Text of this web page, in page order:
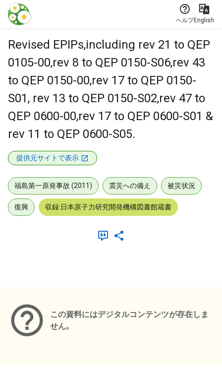
本文に飛ぶ
ヘルプEnglish
Revised EPIPs,including rev 21 to QEP
0105-00,rev 8 to QEP 0150-S06,rev 43
to QEP 0150-00,rev 17 to QEP 0150-
S01, rev 13 to QEP 0150-S02,rev 47 to
QEP 0600-00,rev 17 to QEP 0600-S01 &
rev 11 to QEP 0600-S05.
提供元サイトで表示
福島第一原発事故 (2011) 震災への備え 被災状況
復興 収録:日本原子力研究開発機構図書館蔵書
この資料にはデジタルコンテンツが存在しま
せん。